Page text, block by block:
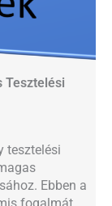
Tesztelési
tesztelési
Ebben a